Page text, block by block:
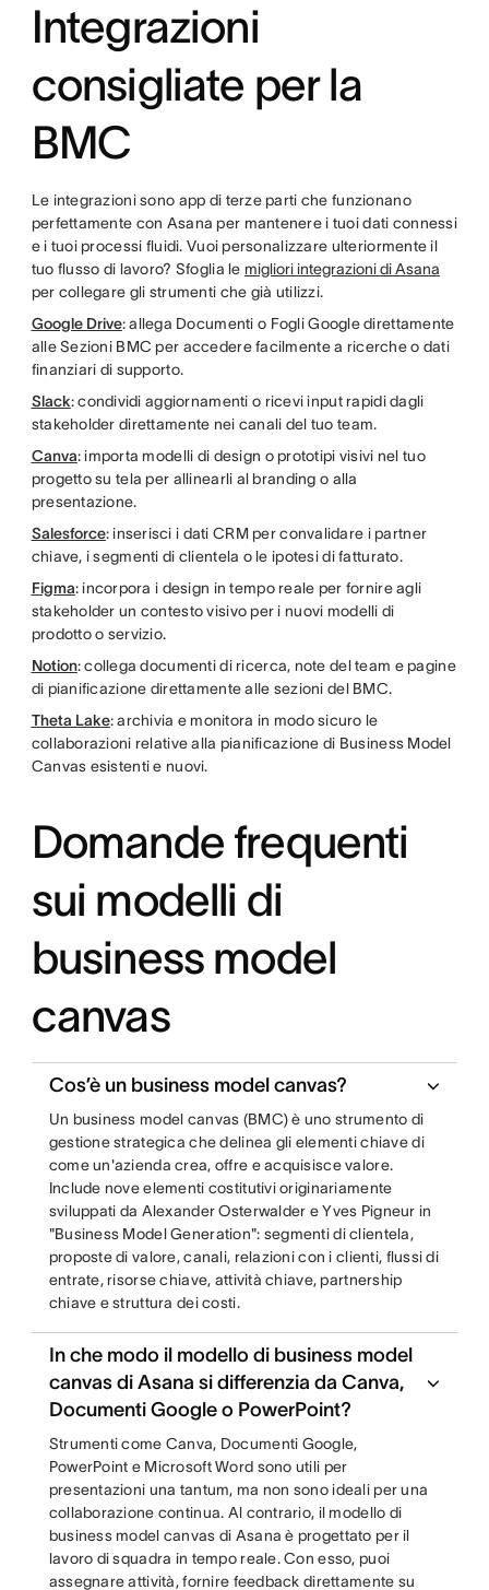
Integrazioni
consigliate per la
BMC
Le integrazioni sono app di terze parti che funzionano
perfettamente con Asana per mantenere i tuoi dati connessi
e i tuoi processi fluidi. Vuoi personalizzare ulteriormente il
tuo flusso di lavoro? Sfoglia le migliori integrazioni di Asana
per collegare gli strumenti che già utilizzi.
Google Drive: allega Documenti o Fogli Google direttamente
alle Sezioni BMC per accedere facilmente a ricerche o dati
finanziari di supporto.
Slack: condividi aggiornamenti o ricevi input rapidi dagli
stakeholder direttamente nei canali del tuo team.
Canva: importa modelli di design o prototipi visivi nel tuo
progetto su tela per allinearli al branding o alla
presentazione.
Salesforce: inserisci i dati CRM per convalidare i partner
chiave, i segmenti di clientela o le ipotesi di fatturato.
Figma: incorpora i design in tempo reale per fornire agli
stakeholder un contesto visivo per i nuovi modelli di
prodotto o servizio.
Notion: collega documenti di ricerca, note del team e pagine
di pianificazione direttamente alle sezioni del BMC.
Theta Lake: archivia e monitora in modo sicuro le
collaborazioni relative alla pianificazione di Business Model
Canvas esistenti e nuovi.
Domande frequenti
sui modelli di
business model
canvas
Cos’è un business model canvas?
Un business model canvas (BMC) è uno strumento di
gestione strategica che delinea gli elementi chiave di
come un'azienda crea, offre e acquisisce valore.
Include nove elementi costitutivi originariamente
sviluppati da Alexander Osterwalder e Yves Pigneur in
"Business Model Generation": segmenti di clientela,
proposte di valore, canali, relazioni con i clienti, flussi di
entrate, risorse chiave, attività chiave, partnership
chiave e struttura dei costi.
In che modo il modello di business model
canvas di Asana si differenzia da Canva,
Documenti Google o PowerPoint?
Strumenti come Canva, Documenti Google,
PowerPoint e Microsoft Word sono utili per
presentazioni una tantum, ma non sono ideali per una
collaborazione continua. Al contrario, il modello di
business model canvas di Asana è progettato per il
lavoro di squadra in tempo reale. Con esso, puoi
assegnare attività, fornire feedback direttamente su